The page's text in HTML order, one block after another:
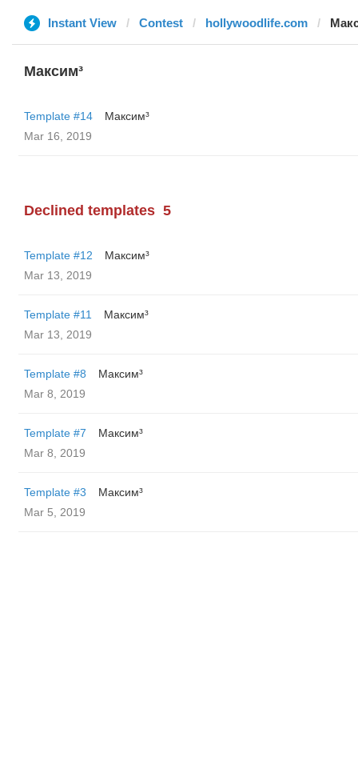
Instant View Contest hollywoodlife.com
Максим³
Template #14
Максим³
Mar 16, 2019
Declined templates 5
Template #12
Максим³
Mar 13, 2019
Template #11
Максим³
Mar 13, 2019
Template #8
Максим³
Mar 8, 2019
Template #7
Максим³
Mar 8, 2019
Template #3
Максим³
Mar 5, 2019